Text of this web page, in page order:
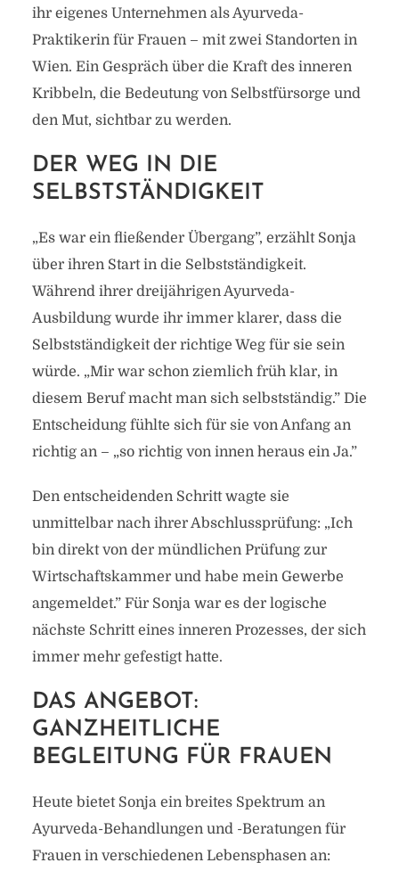
ihr eigenes Unternehmen als Ayurveda-
Praktikerin für Frauen – mit zwei Standorten in
Wien. Ein Gespräch über die Kraft des inneren
Kribbeln, die Bedeutung von Selbstfürsorge und
den Mut, sichtbar zu werden.
DER WEG IN DIE
SELBSTSTÄNDIGKEIT
„Es war ein fließender Übergang”, erzählt Sonja
über ihren Start in die Selbstständigkeit.
Während ihrer dreijährigen Ayurveda-
Ausbildung wurde ihr immer klarer, dass die
Selbstständigkeit der richtige Weg für sie sein
würde. „Mir war schon ziemlich früh klar, in
diesem Beruf macht man sich selbstständig.” Die
Entscheidung fühlte sich für sie von Anfang an
richtig an – „so richtig von innen heraus ein Ja.”
Den entscheidenden Schritt wagte sie
unmittelbar nach ihrer Abschlussprüfung: „Ich
bin direkt von der mündlichen Prüfung zur
Wirtschaftskammer und habe mein Gewerbe
angemeldet.” Für Sonja war es der logische
nächste Schritt eines inneren Prozesses, der sich
immer mehr gefestigt hatte.
DAS ANGEBOT:
GANZHEITLICHE
BEGLEITUNG FÜR FRAUEN
Heute bietet Sonja ein breites Spektrum an
Ayurveda-Behandlungen und -Beratungen für
Frauen in verschiedenen Lebensphasen an: